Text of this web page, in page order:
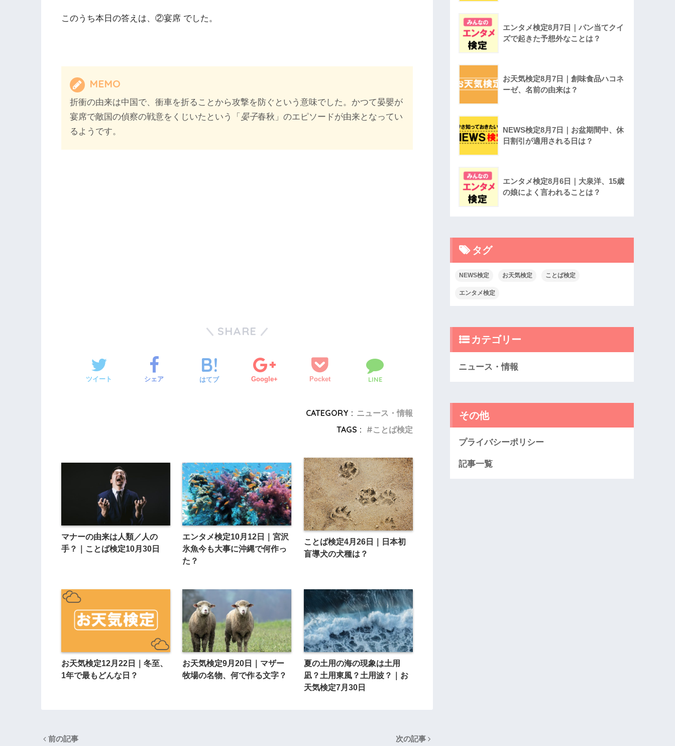
このうち本日の答えは、②宴席 でした。
MEMO
折衝の由来は中国で、衝車を折ることから攻撃を防ぐという意味でした。かつて晏嬰が
宴席で敵国の偵察の戦意をくじいたという「 晏子春秋」のエピソードが由来となってい
るようです。
SHARE
ツイート シェア はてブ Google+ Pocket LINE
CATEGORY : ニュース・情報
TAGS :
ことば検定
マナーの由来は人類／人の
手？｜ことば検定10月30日
エンタメ検定10月12日｜宮沢
氷魚今も大事に沖縄で何作っ
た？
ことば検定4月26日｜日本初
盲導犬の犬種は？
お天気検定12月22日｜冬至、
1年で最もどんな日？
お天気検定9月20日｜マザー
牧場の名物、何で作る文字？
夏の土用の海の現象は土用
凪？土用東風？土用波？｜お
天気検定7月30日
前の記事 次の記事
エンタメ検定8月7日｜パン当てクイ
ズで起きた予想外なことは？
お天気検定8月7日｜創味食品ハコネ
ーゼ、名前の由来は？
NEWS検定8月7日｜お盆期間中、休
日割引が適用される日は？
エンタメ検定8月6日｜大泉洋、15歳
の娘によく言われることは？
タグ
NEWS検定 お天気検定 ことば検定
エンタメ検定
カテゴリー
ニュース・情報
その他
プライバシーポリシー
記事一覧